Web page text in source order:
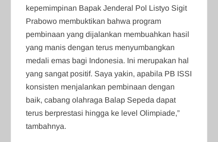
kepemimpinan Bapak Jenderal Pol Listyo Sigit
Prabowo membuktikan bahwa program
pembinaan yang dijalankan membuahkan hasil
yang manis dengan terus menyumbangkan
medali emas bagi Indonesia. Ini merupakan hal
yang sangat positif. Saya yakin, apabila PB ISSI
konsisten menjalankan pembinaan dengan
baik, cabang olahraga Balap Sepeda dapat
terus berprestasi hingga ke level Olimpiade,”
tambahnya.